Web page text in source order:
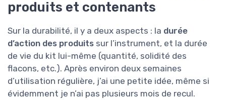
produits et contenants
Sur la durabilité, il y a deux aspects : la durée
d’action des produits sur l’instrument, et la durée
de vie du kit lui-même (quantité, solidité des
flacons, etc.). Après environ deux semaines
d’utilisation régulière, j’ai une petite idée, même si
évidemment je n’ai pas plusieurs mois de recul.